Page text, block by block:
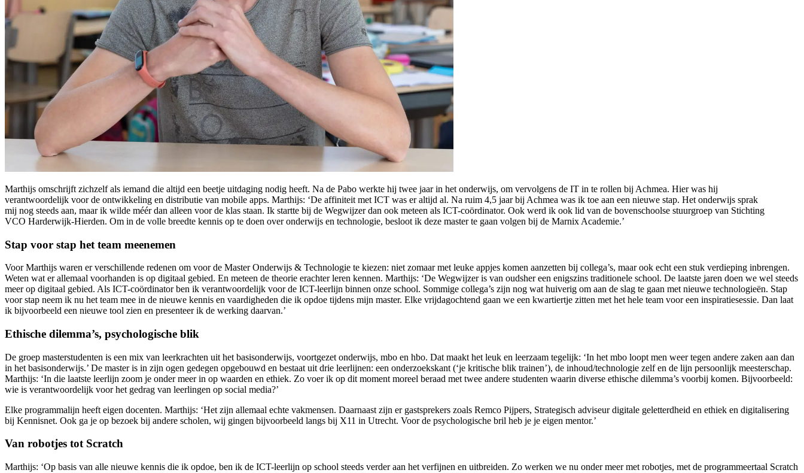
Marthijs omschrijft zichzelf als iemand die altijd een beetje uitdaging nodig heeft. Na de Pabo werkte hij twee jaar in het onderwijs, om vervolgens de IT in te rollen bij Achmea. Hier was hij
verantwoordelijk voor de ontwikkeling en distributie van mobile apps. Marthijs: ‘De affiniteit met ICT was er altijd al. Na ruim 4,5 jaar bij Achmea was ik toe aan een nieuwe stap. Het onderwijs sprak
mij nog steeds aan, maar ik wilde méér dan alleen voor de klas staan. Ik startte bij de Wegwijzer dan ook meteen als ICT-coördinator. Ook werd ik ook lid van de bovenschoolse stuurgroep van Stichting
VCO Harderwijk-Hierden. Om in de volle breedte kennis op te doen over onderwijs en technologie, besloot ik deze master te gaan volgen bij de Marnix Academie.’
Stap voor stap het team meenemen
Voor Marthijs waren er verschillende redenen om voor de Master Onderwijs & Technologie te kiezen: niet zomaar met leuke appjes komen aanzetten bij collega’s, maar ook echt een stuk verdieping inbrengen.
Weten wat er allemaal voorhanden is op digitaal gebied. En meteen de theorie erachter leren kennen. Marthijs: ‘De Wegwijzer is van oudsher een enigszins traditionele school. De laatste jaren doen we wel steeds
meer op digitaal gebied. Als ICT-coördinator ben ik verantwoordelijk voor de ICT-leerlijn binnen onze school. Sommige collega’s zijn nog wat huiverig om aan de slag te gaan met nieuwe technologieën. Stap
voor stap neem ik nu het team mee in de nieuwe kennis en vaardigheden die ik opdoe tijdens mijn master. Elke vrijdagochtend gaan we een kwartiertje zitten met het hele team voor een inspiratiesessie. Dan laat
ik bijvoorbeeld een nieuwe tool zien en presenteer ik de werking daarvan.’
Ethische dilemma’s, psychologische blik
De groep masterstudenten is een mix van leerkrachten uit het basisonderwijs, voortgezet onderwijs, mbo en hbo. Dat maakt het leuk en leerzaam tegelijk: ‘In het mbo loopt men weer tegen andere zaken aan dan
in het basisonderwijs.’ De master is in zijn ogen gedegen opgebouwd en bestaat uit drie leerlijnen: een onderzoekskant (‘je kritische blik trainen’), de inhoud/technologie zelf en de lijn persoonlijk meesterschap.
Marthijs: ‘In die laatste leerlijn zoom je onder meer in op waarden en ethiek. Zo voer ik op dit moment moreel beraad met twee andere studenten waarin diverse ethische dilemma’s voorbij komen. Bijvoorbeeld:
wie is verantwoordelijk voor het gedrag van leerlingen op social media?’
Elke programmalijn heeft eigen docenten. Marthijs: ‘Het zijn allemaal echte vakmensen. Daarnaast zijn er gastsprekers zoals Remco Pijpers, Strategisch adviseur digitale geletterdheid en ethiek en digitalisering
bij Kennisnet. Ook ga je op bezoek bij andere scholen, wij gingen bijvoorbeeld langs bij X11 in Utrecht. Voor de psychologische bril heb je je eigen mentor.’
Van robotjes tot Scratch
Marthijs: ‘Op basis van alle nieuwe kennis die ik opdoe, ben ik de ICT-leerlijn op school steeds verder aan het verfijnen en uitbreiden. Zo werken we nu onder meer met robotjes, met de programmeertaal Scratch